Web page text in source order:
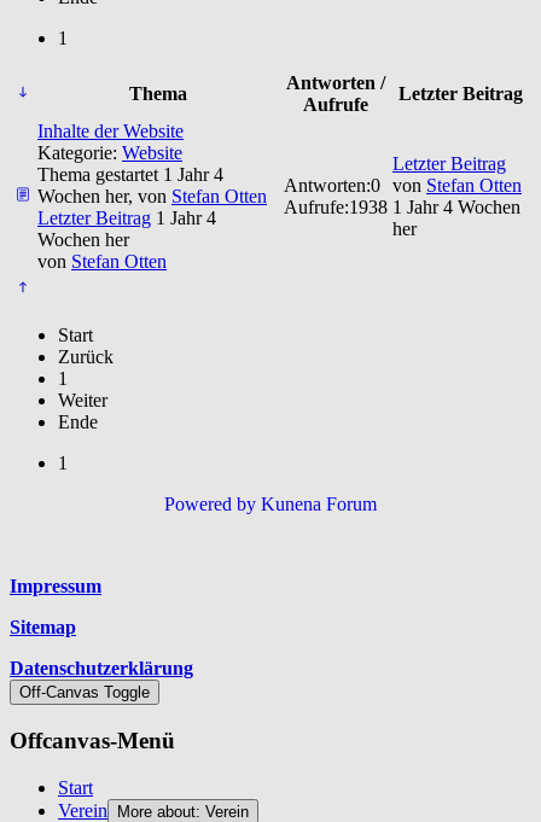
1
Thema
Antworten /
Aufrufe
Letzter Beitrag
Inhalte der Website
Kategorie: Website
Thema gestartet 1 Jahr 4
Wochen her, von Stefan Otten
Letzter Beitrag 1 Jahr 4
Wochen her
von Stefan Otten
Antworten:0
Aufrufe:1938
Letzter Beitrag
von Stefan Otten
1 Jahr 4 Wochen
her
Start
Zurück
1
Weiter
Ende
1
Powered by Kunena Forum
Impressum
Sitemap
Datenschutzerklärung
Off-Canvas Toggle
Offcanvas-Menü
Start
Verein
More about: Verein